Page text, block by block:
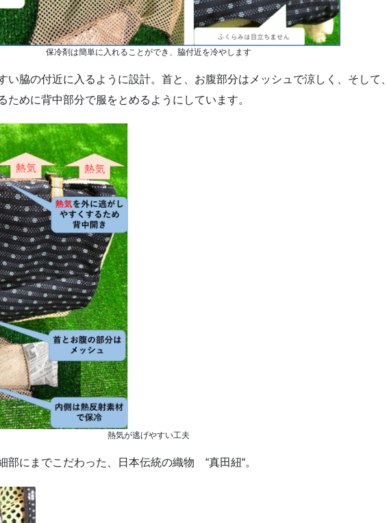
保冷剤は簡単に入れることができ、脇付近を冷やします
い脇の付近に入るように設計。首と、お腹部分はメッシュで涼しく、そして、
ために背中部分で服をとめるようにしています。
熱気が逃げやすい工夫
部にまでこだわった、日本伝統の織物 “真田紐“。